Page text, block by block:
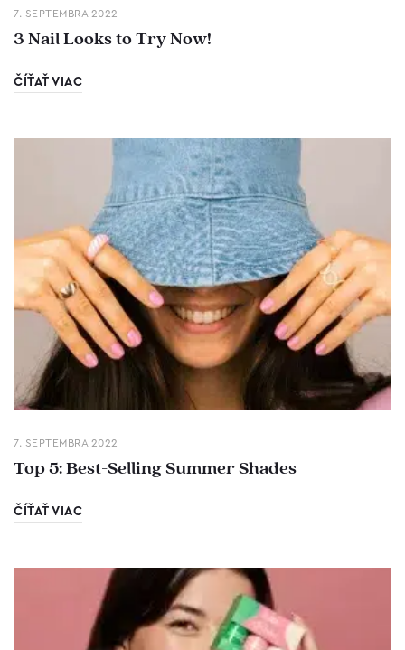
7. SEPTEMBRA 2022
3 Nail Looks to Try Now!
ČÍŤAŤ VIAC
7. SEPTEMBRA 2022
Top 5: Best-Selling Summer Shades
ČÍŤAŤ VIAC